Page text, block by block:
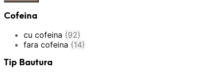
Cofeina
cu cofeina (92)
fara cofeina (14)
Tip Bautura